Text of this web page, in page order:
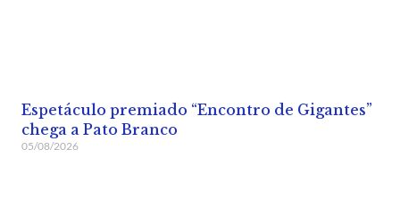
Espetáculo premiado “Encontro de Gigantes”
chega a Pato Branco
05/08/2026